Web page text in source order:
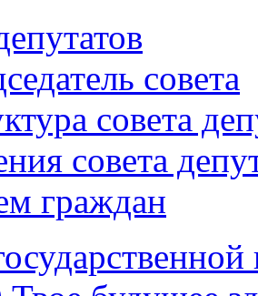
совета
совета
совета
граждан